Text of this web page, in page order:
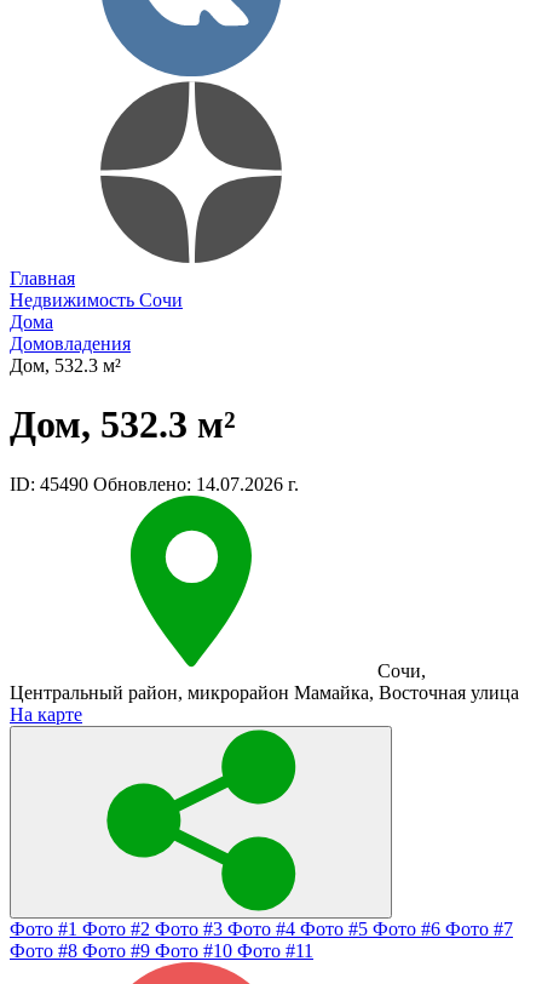
Главная
Недвижимость Сочи
Дома
Домовладения
Дом, 532.3 м²
Дом, 532.3 м²
ID: 45490 Обновлено: 14.07.2026 г.
Сочи,
Центральный район, микрорайон Мамайка, Восточная улица
На карте
Фото #1 Фото #2 Фото #3 Фото #4 Фото #5 Фото #6 Фото #7
Фото #8 Фото #9 Фото #10 Фото #11